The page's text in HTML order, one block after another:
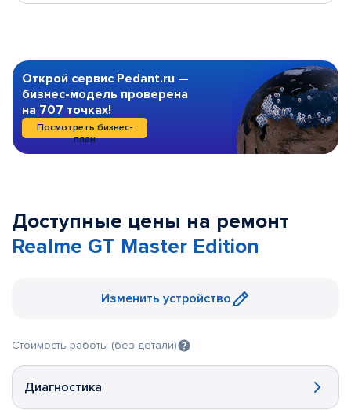
Открой сервис Pedant.ru —
бизнес-модель проверена
на 707 точках!
Посмотреть бизнес-
план
Доступные цены на ремонт
Realme GT Master Edition
Изменить устройство
Стоимость работы (без детали)
Диагностика